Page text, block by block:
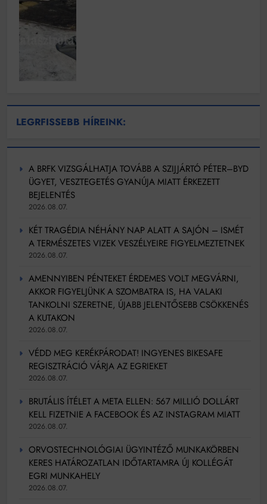
LEGRFISSEBB HÍREINK:
A BRFK VIZSGÁLHATJA TOVÁBB A SZIJJÁRTÓ PÉTER–BYD
ÜGYET, VESZTEGETÉS GYANÚJA MIATT ÉRKEZETT
BEJELENTÉS
2026.08.07.
KÉT TRAGÉDIA NÉHÁNY NAP ALATT A SAJÓN – ISMÉT
A TERMÉSZETES VIZEK VESZÉLYEIRE FIGYELMEZTETNEK
2026.08.07.
AMENNYIBEN PÉNTEKET ÉRDEMES VOLT MEGVÁRNI,
AKKOR FIGYELJÜNK A SZOMBATRA IS, HA VALAKI
TANKOLNI SZERETNE, ÚJABB JELENTŐSEBB CSÖKKENÉS
A KUTAKON
2026.08.07.
VÉDD MEG KERÉKPÁRODAT! INGYENES BIKESAFE
REGISZTRÁCIÓ VÁRJA AZ EGRIEKET
2026.08.07.
BRUTÁLIS ÍTÉLET A META ELLEN: 567 MILLIÓ DOLLÁRT
KELL FIZETNIE A FACEBOOK ÉS AZ INSTAGRAM MIATT
2026.08.07.
ORVOSTECHNOLÓGIAI ÜGYINTÉZŐ MUNKAKÖRBEN
KERES HATÁROZATLAN IDŐTARTAMRA ÚJ KOLLÉGÁT
EGRI MUNKAHELY
2026.08.07.